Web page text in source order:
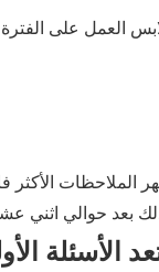
الأسئلة